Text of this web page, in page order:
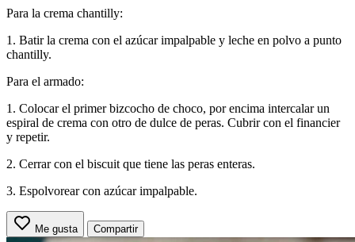
Para la crema chantilly:
1. Batir la crema con el azúcar impalpable y leche en polvo a punto
chantilly.
Para el armado:
1. Colocar el primer bizcocho de choco, por encima intercalar un
espiral de crema con otro de dulce de peras. Cubrir con el financier
y repetir.
2. Cerrar con el biscuit que tiene las peras enteras.
3. Espolvorear con azúcar impalpable.
Me gusta Compartir